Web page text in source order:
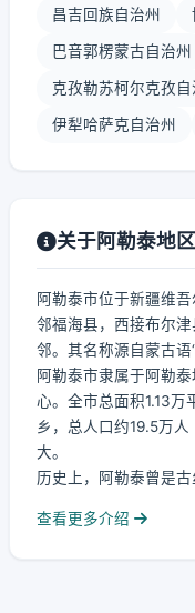
昌吉回族自治州
巴音郭楞蒙古自治州
克孜勒苏柯尔克孜自
伊犁哈萨克自治州
关于阿勒泰地区
阿勒泰市位于新疆维
邻福海县，西接布尔
邻。其名称源自蒙古语
阿勒泰市隶属于阿勒
心。全市总面积1.13
乡，总人口约19.5万
大。
历史上，阿勒泰曾是
查看更多介绍